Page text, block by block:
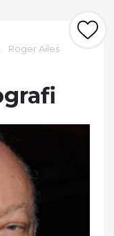
Roger Ailes